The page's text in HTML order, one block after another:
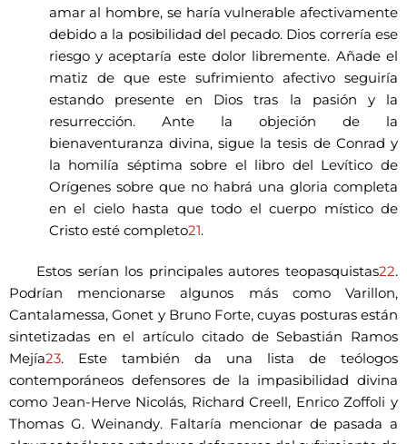
amar al hombre, se haría vulnerable afectivamente
debido a la posibilidad del pecado. Dios correría ese
riesgo y aceptaría este dolor libremente. Añade el
matiz de que este sufrimiento afectivo seguiría
estando presente en Dios tras la pasión y la
resurrección. Ante la objeción de la
bienaventuranza divina, sigue la tesis de Conrad y
la homilía séptima sobre el libro del Levítico de
Orígenes sobre que no habrá una gloria completa
en el cielo hasta que todo el cuerpo místico de
Cristo esté completo21.
Estos serían los principales autores teopasquistas22.
Podrían mencionarse algunos más como Varillon,
Cantalamessa, Gonet y Bruno Forte, cuyas posturas están
sintetizadas en el artículo citado de Sebastián Ramos
Mejía23. Este también da una lista de teólogos
contemporáneos defensores de la impasibilidad divina
como Jean-Herve Nicolás, Richard Creell, Enrico Zoffoli y
Thomas G. Weinandy. Faltaría mencionar de pasada a